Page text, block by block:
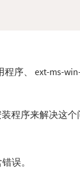
序、 ext-ms-
程序来解决这个
误。